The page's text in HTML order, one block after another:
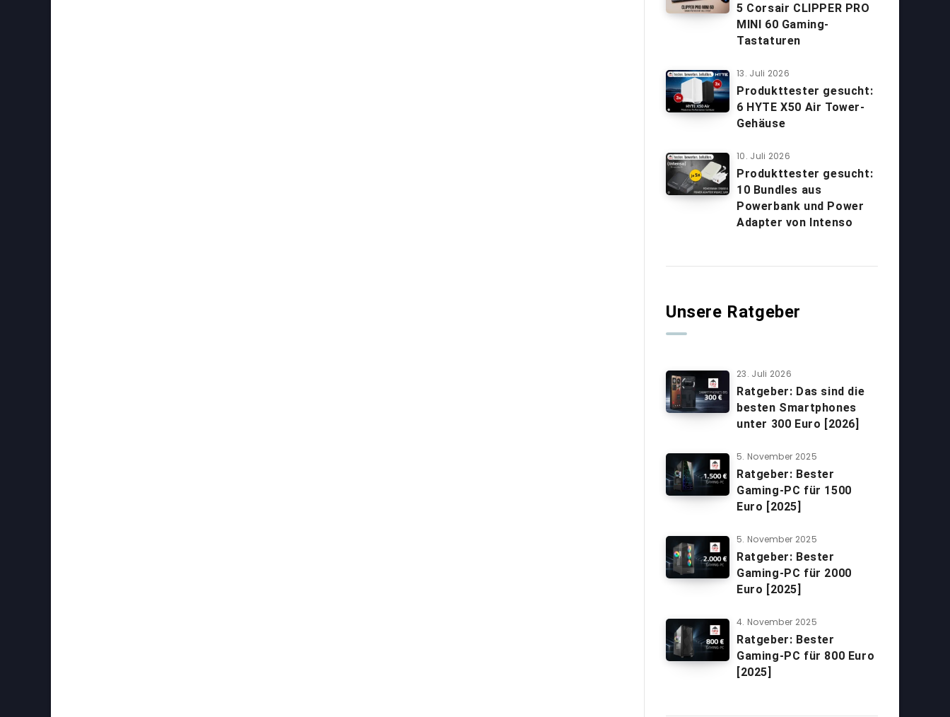
5 Corsair CLIPPER PRO
MINI 60 Gaming-
Tastaturen
13. Juli 2026
Produkttester gesucht:
6 HYTE X50 Air Tower-
Gehäuse
10. Juli 2026
Produkttester gesucht:
10 Bundles aus
Powerbank und Power
Adapter von Intenso
Unsere Ratgeber
23. Juli 2026
Ratgeber: Das sind die
besten Smartphones
unter 300 Euro [2026]
5. November 2025
Ratgeber: Bester
Gaming-PC für 1500
Euro [2025]
5. November 2025
Ratgeber: Bester
Gaming-PC für 2000
Euro [2025]
4. November 2025
Ratgeber: Bester
Gaming-PC für 800 Euro
[2025]